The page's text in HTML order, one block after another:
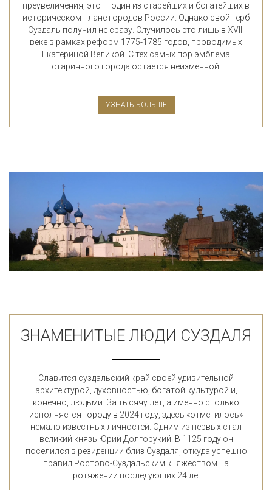
преувеличения, это — один из старейших и богатейших в
историческом плане городов России. Однако свой герб
Суздаль получил не сразу. Случилось это лишь в XVIII
веке в рамках реформ 1775-1785 годов, проводимых
Екатериной Великой. С тех самых пор эмблема
старинного города остается неизменной.
УЗНАТЬ БОЛЬШЕ
ЗНАМЕНИТЫЕ ЛЮДИ СУЗДАЛЯ
Славится суздальский край своей удивительной
архитектурой, духовностью, богатой культурой и,
конечно, людьми. За тысячу лет, а именно столько
исполняется городу в 2024 году, здесь «отметилось»
немало известных личностей. Одним из первых стал
великий князь Юрий Долгорукий. В 1125 году он
поселился в резиденции близ Суздаля, откуда успешно
правил Ростово-Суздальским княжеством на
протяжении последующих 24 лет.